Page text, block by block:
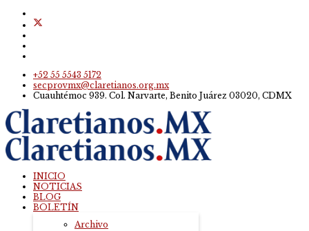
+52 55 5543 5172
secprovmx@claretianos.org.mx
Cuauhtémoc 939. Col. Narvarte, Benito Juárez 03020, CDMX
INICIO
NOTICIAS
BLOG
BOLETÍN
Archivo